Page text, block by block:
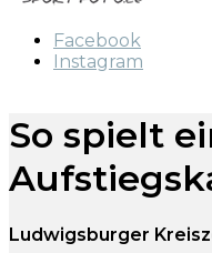
Facebook
Instagram
So spielt
Ludwigsburger